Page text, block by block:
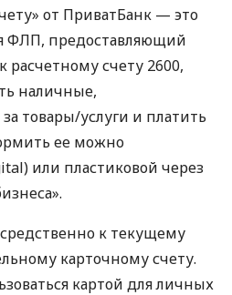
от ПриватБанк — это
ФЛП, предоставляющий
расчетному счету 2600,
наличные,
товары/услуги и платить
ее можно
или пластиковой через
к текущему
карточному счету.
картой для личных